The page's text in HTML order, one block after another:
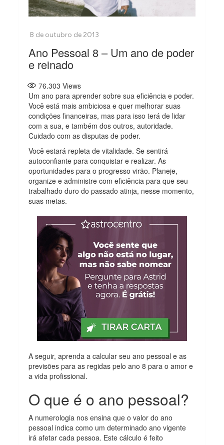
Ano Pessoal 8 – Um ano de poder
e reinado
76.303 Views
Um ano para aprender sobre sua eficiência e poder.
Você está mais ambiciosa e quer melhorar suas
condições financeiras, mas para isso terá de lidar
com a sua, e também dos outros, autoridade.
Cuidado com as disputas de poder.
Você estará repleta de vitalidade. Se sentirá
autoconfiante para conquistar e realizar. As
oportunidades para o progresso virão. Planeje,
organize e administre com eficiência para que seu
trabalhado duro do passado atinja, nesse momento,
suas metas.
A seguir, aprenda a calcular seu ano pessoal e as
previsões para as regidas pelo ano 8 para o amor e
a vida profissional.
O que é o ano pessoal?
A numerologia nos ensina que o valor do ano
pessoal indica como um determinado ano vigente
irá afetar cada pessoa. Este cálculo é feito